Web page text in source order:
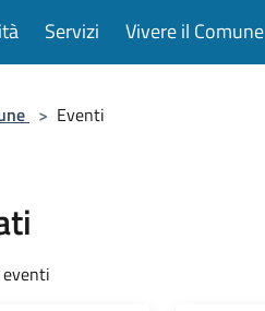
Servizi Vivere il Comune
> Eventi